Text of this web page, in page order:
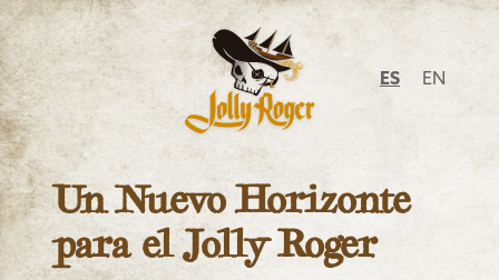
ES EN
Un Nuevo Horizonte
para el Jolly Roger